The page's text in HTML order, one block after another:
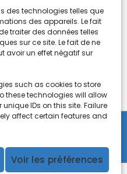
des technologies telles que
des appareils. Le fait
traiter des données telles
sur ce site. Le fait de ne
avoir un effet négatif sur
such as cookies to store
these technologies will allow
IDs on this site. Failure
affect certain features and
Voir les préférences